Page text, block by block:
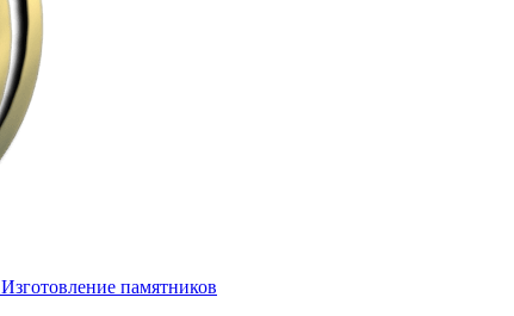
Изготовление памятников